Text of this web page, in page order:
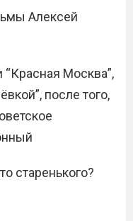
Алексей
Москва”,
после того,
старенького?